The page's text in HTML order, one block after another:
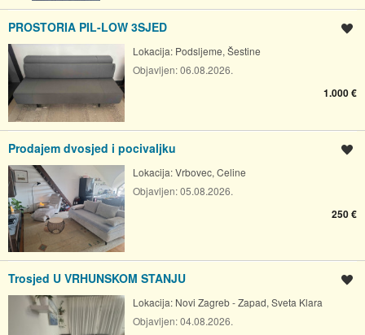
PROSTORIA PIL-LOW 3SJED
Lokacija: Podsljeme, Šestine
Objavljen:06.08.2026.
1.000 €
Prodajem dvosjed i pocivaljku
Lokacija:Vrbovec, Celine
Objavljen:05.08.2026.
250 €
Trosjed U VRHUNSKOM STANJU
Lokacija: Novi Zagreb - Zapad, Sveta Klara
Objavljen:04.08.2026.